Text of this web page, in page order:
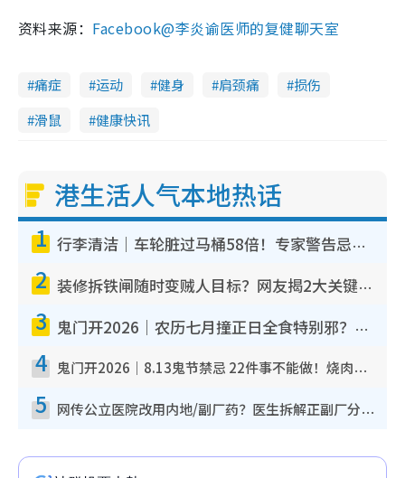
资料来源： Facebook@李炎谕医师的复健聊天室
痛症 运动 健身 肩颈痛
损伤
滑鼠
健康快讯
港生活人气本地热话
1 行李清洁｜车轮脏过马桶58倍！专家警告忌用酒精擦 教1招免脏手除菌
2 装修拆铁闸随时变贼人目标？网友揭2大关键用途：装新款等于白装？附新旧铁闸分别
3 鬼门开2026｜农历七月撞正日全食特别邪？专家警告切忌做一事！揭4大禁忌+2招保平安
4 鬼门开2026｜8.13鬼节禁忌 22件事不能做！烧肉、刺身要少食？半夜勿吹口哨/打给个电话
5 网传公立医院改用内地/副厂药？医生拆解正副厂分别，揭4类人换药随时出事